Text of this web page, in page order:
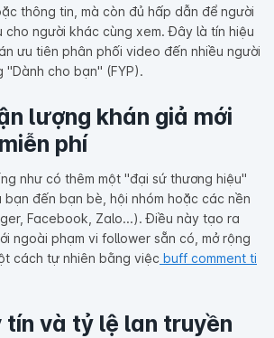
thông tin, mà còn đủ hấp dẫn để người
cho người khác cùng xem. Đây là tín hiệu
ưu tiên phân phối video đến nhiều người
"Dành cho bạn" (FYP).
lượng khán giả mới
phí
như có thêm một "đại sứ thương hiệu"
đến bạn bè, hội nhóm hoặc các nền
Facebook, Zalo...). Điều này tạo ra
ngoài phạm vi follower sẵn có, mở rộng
cách tự nhiên bằng việc buff comment ti
tín và tỷ lệ lan truyền